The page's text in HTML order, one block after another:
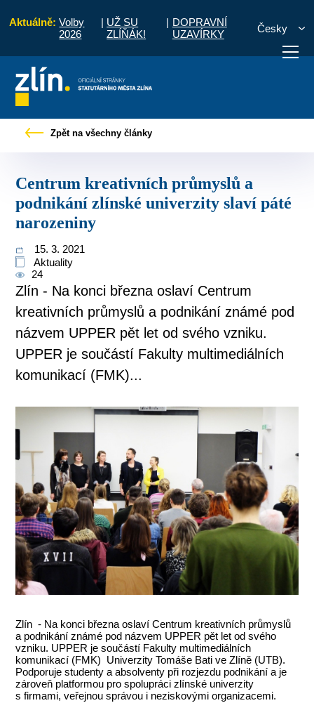
Aktuálně: Volby
2026
| UŽ SU
ZLÍŇÁK!
| DOPRAVNÍ
UZAVÍRKY
Česky
vyřídit Potřebuji zaplatit
Zpět na všechny články
Centrum kreativních průmyslů a
podnikání zlínské univerzity slaví páté
narozeniny
15. 3. 2021
Aktuality
24
Zlín - Na konci března oslaví Centrum
kreativních průmyslů a podnikání známé pod
názvem UPPER pět let od svého vzniku.
UPPER je součástí Fakulty multimediálních
komunikací (FMK)...
Zlín - Na konci března oslaví Centrum kreativních průmyslů
a podnikání známé pod názvem UPPER pět let od svého
vzniku. UPPER je součástí Fakulty multimediálních
komunikací (FMK) Univerzity Tomáše Bati ve Zlíně (UTB).
Podporuje studenty a absolventy při rozjezdu podnikání a je
zároveň platformou pro spolupráci zlínské univerzity
s firmami, veřejnou správou i neziskovými organizacemi.